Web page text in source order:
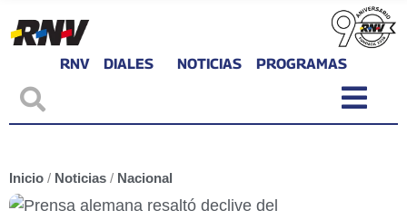
RNV DIALES NOTICIAS PROGRAMAS
Inicio / Noticias / Nacional